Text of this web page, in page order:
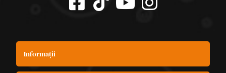
Informații